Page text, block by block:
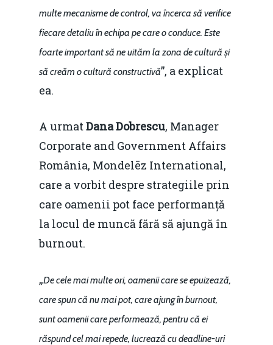
multe mecanisme de control, va încerca să verifice
fiecare detaliu în echipa pe care o conduce. Este
foarte important să ne uităm la zona de cultură și
să creăm o cultură constructivă”, a explicat
ea.
A urmatDana Dobrescu, Manager
Corporate and Government Affairs
România, Mondelēz International,
care a vorbit despre strategiile prin
care oamenii pot face performanță
la locul de muncă fără să ajungă în
burnout.
„De cele mai multe ori, oamenii care se epuizează,
care spun că nu mai pot, care ajung în burnout,
sunt oamenii care performează, pentru că ei
răspund cel mai repede, lucrează cu deadline-uri